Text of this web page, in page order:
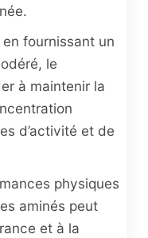
fournissant un
le
à maintenir la
d’activité et de
physiques
aminés peut
et à la